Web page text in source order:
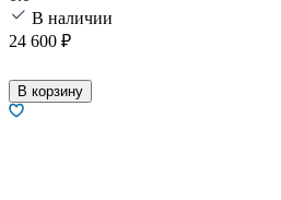
В наличии
24 600 ₽
В корзину